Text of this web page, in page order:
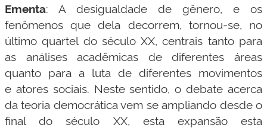
Ementa: A desigualdade de gênero, e os
fenômenos que dela decorrem, tornou-se, no
último quartel do século XX, centrais tanto para
as análises acadêmicas de diferentes áreas
quanto para a luta de diferentes movimentos
e atores sociais. Neste sentido, o debate acerca
da teoria democrática vem se ampliando desde o
final do século XX, esta expansão esta